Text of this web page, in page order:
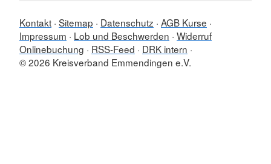
Kontakt Sitemap Datenschutz AGB Kurse
Impressum
Lob und Beschwerden Widerruf
Onlinebuchung
RSS-Feed
DRK intern
© 2026 Kreisverband Emmendingen e.V.